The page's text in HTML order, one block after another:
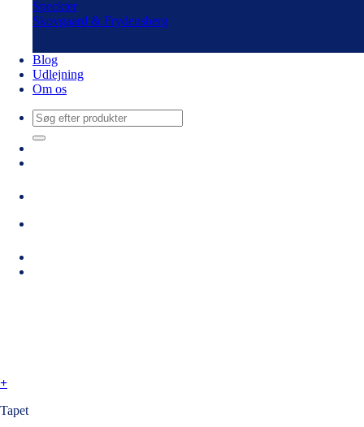
Speckter
Skovgaard & Frydensberg
Blog
Udlejning
Om os
Søg
efter:
+
Tapet